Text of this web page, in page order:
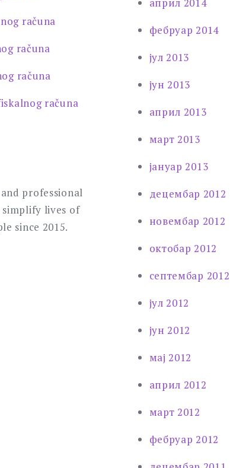
računa
računa
računa
računa
professional
lives of
since 2015.
фебруар 2014
јул 2013
јун 2013
април 2013
март 2013
јануар 2013
децембар 2012
новембар 2012
октобар 2012
септембар 2012
јул 2012
јун 2012
мај 2012
април 2012
март 2012
фебруар 2012